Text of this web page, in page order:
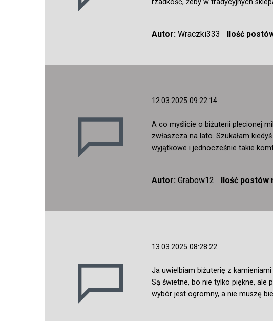
rzadkość, żeby w tradycyjnych
Autor: Wraczki333 Ilość
12.03.2025 09:22:14
A co myślicie o biżuterii plecionej
zwłaszcza na lato. Szukałam
wyjątkowe i jednocześnie takie
Autor: Grabow12 Ilość postów
13.03.2025 08:28:22
Ja uwielbiam biżuterię z
Są świetne, bo nie tylko piękne, ale
wybór jest ogromny, a nie muszę